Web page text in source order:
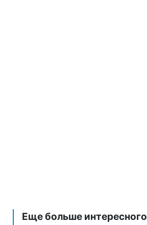
Еще больше интересного